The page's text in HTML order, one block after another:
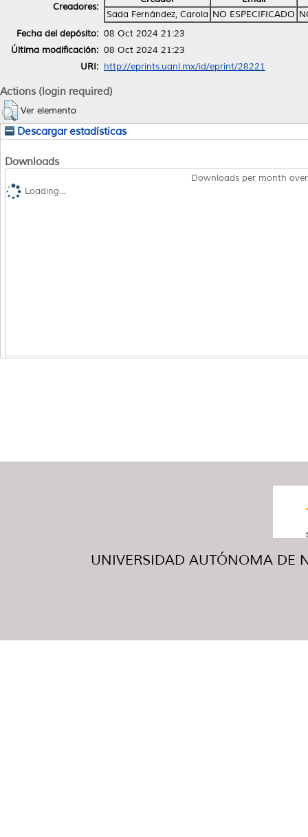
Creadores:
Sada Fernández, Carola NO ESPECIFICADO
Fecha del depósito: 08 Oct 2024 21:23
Última modificación: 08 Oct 2024 21:23
URI: http://eprints.uanl.mx/id/eprint/28221
Actions (login required)
Ver elemento
Descargar estadísticas
Downloads
Downloads per month
Loading...
UNIVERSIDAD AUTÓNOMA DE